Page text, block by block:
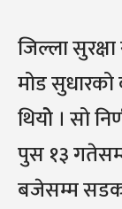
जिल्ला
मोड
थियोे । सो
पुस १३
बजेसम्म